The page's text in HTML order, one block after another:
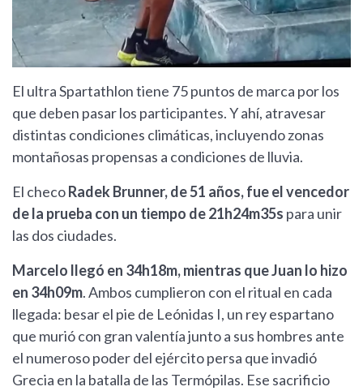
El ultra Spartathlon tiene 75 puntos de marca por los
que deben pasar los participantes. Y ahí, atravesar
distintas condiciones climáticas, incluyendo zonas
montañosas propensas a condiciones de lluvia.
El checoRadek Brunner, de 51 años, fue el vencedor
de la prueba con un tiempo de 21h24m35s para unir
las dos ciudades.
Marcelo llegó en 34h18m, mientras que Juan lo hizo
en 34h09m. Ambos cumplieron con el ritual en cada
llegada: besar el pie de Leónidas I, un rey espartano
que murió con gran valentía junto a sus hombres ante
el numeroso poder del ejército persa que invadió
Grecia en la batalla de las Termópilas. Ese sacrificio